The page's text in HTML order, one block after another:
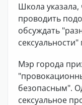
Школа
проводить
обсуждать
Мэр города
безопасным".
сексуальное